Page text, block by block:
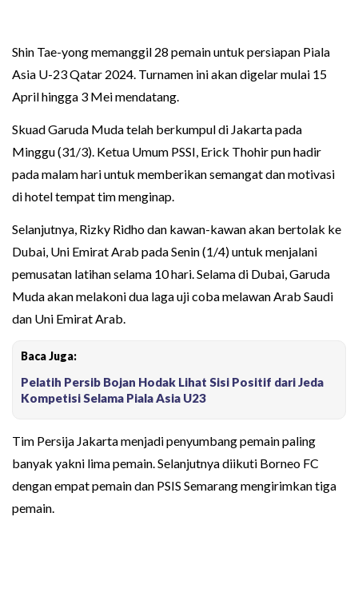
Shin Tae-yong memanggil 28 pemain untuk persiapan Piala
Asia U-23 Qatar 2024. Turnamen ini akan digelar mulai 15
April hingga 3 Mei mendatang.
Skuad Garuda Muda telah berkumpul di Jakarta pada
Minggu (31/3). Ketua Umum PSSI, Erick Thohir pun hadir
pada malam hari untuk memberikan semangat dan motivasi
di hotel tempat tim menginap.
Selanjutnya, Rizky Ridho dan kawan-kawan akan bertolak ke
Dubai, Uni Emirat Arab pada Senin (1/4) untuk menjalani
pemusatan latihan selama 10 hari. Selama di Dubai, Garuda
Muda akan melakoni dua laga uji coba melawan Arab Saudi
dan Uni Emirat Arab.
Baca Juga:
Pelatih Persib Bojan Hodak Lihat Sisi Positif dari Jeda
Kompetisi Selama Piala Asia U23
Tim Persija Jakarta menjadi penyumbang pemain paling
banyak yakni lima pemain. Selanjutnya diikuti Borneo FC
dengan empat pemain dan PSIS Semarang mengirimkan tiga
pemain.